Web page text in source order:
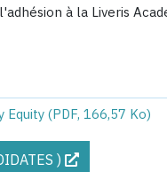
à la Liveris
(PDF, 166,57 Ko)
)